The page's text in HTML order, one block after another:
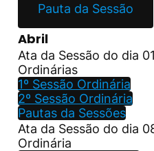
Pauta da Sessão
Abril
Ata da Sessão do dia
Ordinárias
1º Sessão Ordinária
2º Sessão Ordinária
Pautas da Sessões
Ata da Sessão do dia
Ordinária